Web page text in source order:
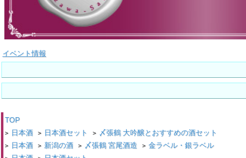
イベント情報
TOP
> 日本酒 > 日本酒セット > 〆張鶴 大吟醸とおすすめの酒セット
> 日本酒 > 新潟の酒 > 〆張鶴 宮尾酒造 > 金ラベル・銀ラベル